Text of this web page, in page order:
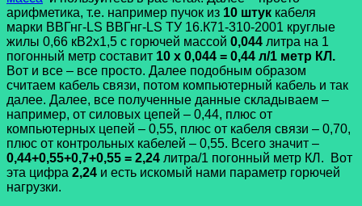
арифметика, т.е. например пучок из 10 штук кабеля
марки ВВГнг-LS ВВГнг-LS ТУ 16.К71-310-2001 круглые
жилы 0,66 кВ2х1,5 с горючей массой 0,044 литра на 1
погонный метр составит 10 х 0,044 = 0,44 л/1 метр КЛ.
Вот и все – все просто. Далее подобным образом
считаем кабель связи, потом компьютерный кабель и так
далее. Далее, все полученные данные складываем –
например, от силовых цепей – 0,44, плюс от
компьютерных цепей – 0,55, плюс от кабеля связи – 0,70,
плюс от контрольных кабелей – 0,55. Всего значит –
0,44+0,55+0,7+0,55 = 2,24 литра/1 погонный метр КЛ. Вот
эта цифра 2,24 и есть искомый нами параметр горючей
нагрузки.